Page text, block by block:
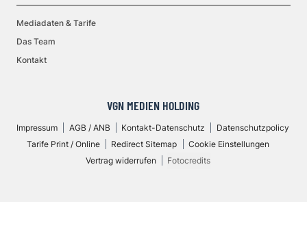
Mediadaten & Tarife
Das Team
Kontakt
VGN MEDIEN HOLDING
Impressum AGB / ANB Kontakt-Datenschutz
Datenschutzpolicy
Tarife Print / Online
Redirect Sitemap
Cookie Einstellungen
Vertrag widerrufen
Fotocredits